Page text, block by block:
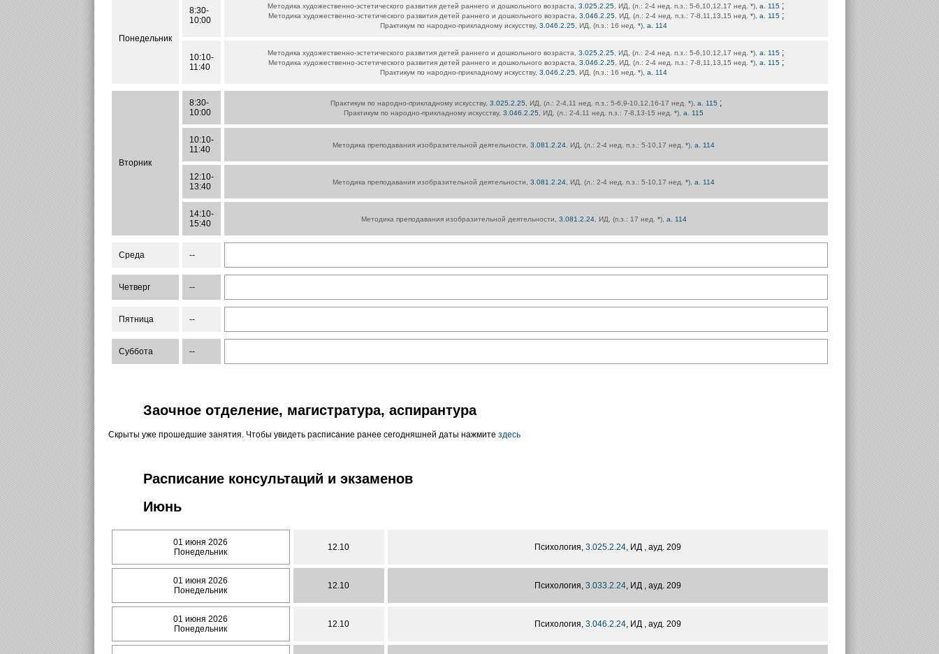
Понедельник
8:30-
10:00
Методика художественно-эстетического развития детей раннего и дошкольного возраста, 3.025.2.25 , ИД, (л.: 2-4 нед. п.з.: 5-6,10,12,17 нед. *), а. 115 ;
Методика художественно-эстетического развития детей раннего и дошкольного возраста, 3.046.2.25, ИД, (л.: 2-4 нед. п.з.: 7-8,11,13,15 нед. *), а. 115 ;
Практикум по народно-прикладному искусству, 3.046.2.25 , ИД, (п.з.: 16 нед. *), а. 114
10:10-
11:40
Методика художественно-эстетического развития детей раннего и дошкольного возраста, 3.025.2.25 , ИД, (л.: 2-4 нед. п.з.: 5-6,10,12,17 нед. *), а. 115 ;
Методика художественно-эстетического развития детей раннего и дошкольного возраста, 3.046.2.25, ИД, (л.: 2-4 нед. п.з.: 7-8,11,13,15 нед. *), а. 115 ;
Практикум по народно-прикладному искусству, 3.046.2.25 , ИД, (п.з.: 16 нед. *), а. 114
Вторник
8:30-
10:00
Практикум по народно-прикладному искусству, 3.025.2.25 , ИД, (л.: 2-4,11 нед. п.з.: 5-6,9-10,12,16-17 нед. *), а. 115 ;
Практикум по народно-прикладному искусству, 3.046.2.25 , ИД, (л.: 2-4,11 нед. п.з.: 7-8,13-15 нед. *), а. 115
10:10-
11:40
Методика преподавания изобразительной деятельности, 3.081.2.24 , ИД, (л.: 2-4 нед. п.з.: 5-10,17 нед. *), а. 114
12:10-
13:40
Методика преподавания изобразительной деятельности, 3.081.2.24 , ИД, (л.: 2-4 нед. п.з.: 5-10,17 нед. *), а. 114
14:10-
15:40
Методика преподавания изобразительной деятельности, 3.081.2.24, ИД, (п.з.: 17 нед. *), а. 114
Среда --
Четверг --
Пятница --
Суббота --
Заочное отделение, магистратура, аспирантура
Скрыты уже прошедшие занятия. Чтобы увидеть расписание ранее сегодняшней даты нажмите здесь
Расписание консультаций и экзаменов
Июнь
01 июня 2026
Понедельник
12.10 Психология, 3.025.2.24, ИД , ауд. 209
01 июня 2026
Понедельник
12.10 Психология, 3.033.2.24, ИД , ауд. 209
01 июня 2026
Понедельник
12.10 Психология, 3.046.2.24, ИД , ауд. 209